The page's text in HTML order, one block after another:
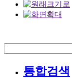
통합검색